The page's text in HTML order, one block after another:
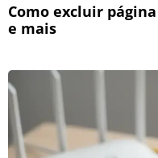
Como excluir
e mais